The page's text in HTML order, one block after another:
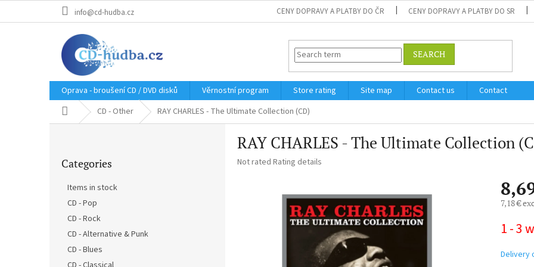
info@cd-hudba.cz CENY DOPRAVY A PLATBY DO ČR CENY DOPRAVY A PLATBY DO SR
SEARCH
Oprava - broušení CD / DVD disků Věrnostní program Store rating Site map Contact us
Contact
Home CD - Other RAY CHARLES - The Ultimate Collection (CD)
categories
Categories
Items in stock
CD - Pop
CD - Rock
CD - Alternative & Punk
CD - Blues
RAY CHARLES - The Ultimate Collection
The
Not rated Rating details
7,18 €
price:
1 - 3
Delivery